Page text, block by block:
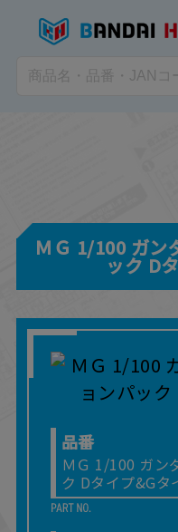
ＭＧ 1/100 ガン
ック D
品番
ＭＧ 1/100 ガン
ク Dタイプ&Gタ